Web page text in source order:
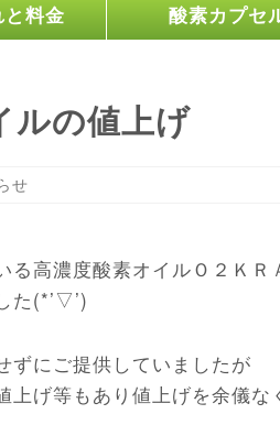
料金 酸素カプセ
ルの値上げ
せ
る高濃度酸素オイルＯ２Ｋ
た(*’▽’)
ずにご提供していましたが
げ等もあり値上げを余儀な